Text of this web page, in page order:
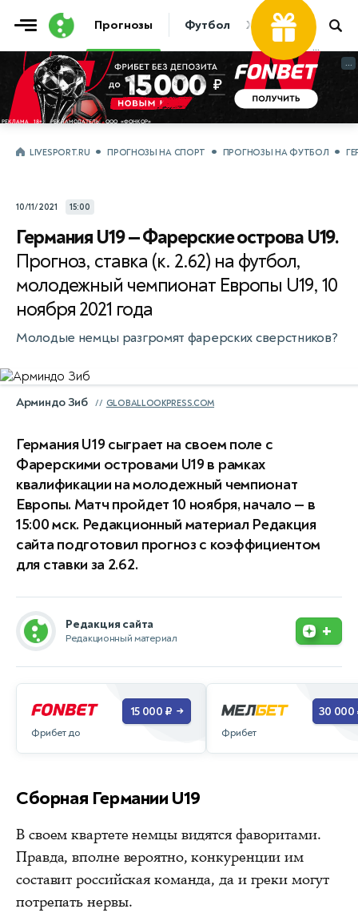
Прогнозы Футбол Хоккей Теннис
...
...
LIVESPORT.RU ПРОГНОЗЫ НА СПОРТ ПРОГНОЗЫ НА ФУТБОЛ
10/11/2021 15:00
Германия U19 — Фарерские острова U19.
Прогноз, ставка (к. 2.62) на футбол,
молодежный чемпионат Европы U19, 10
ноября 2021 года
Молодые немцы разгромят фарерских сверстников?
Арминдо Зиб GLOBALLOOKPRESS.COM
Германия U19 сыграет на своем поле с
Фарерскими островами U19 в рамках
квалификации на молодежный чемпионат
Европы. Матч пройдет 10 ноября, начало — в
15:00 мск. Редакционный материал Редакция
сайта подготовил прогноз с коэффициентом
для ставки за 2.62.
Редакция сайта
Редакционный материал +
Фрибет до
15 000 ₽ →
Фрибет
30 000
Сборная Германии U19
В своем квартете немцы видятся фаворитами.
Правда, вполне вероятно, конкуренции им
составит российская команда, да и греки могут
потрепать нервы.